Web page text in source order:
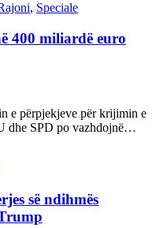
, Speciale
400 miliardë euro
e përpjekjeve për krijimin e
dhe SPD po vazhdojnë…
së ndihmës